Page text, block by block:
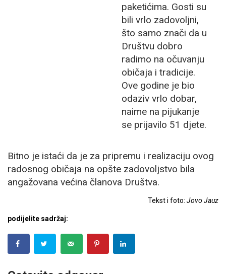
paketićima. Gosti su
bili vrlo zadovoljni,
što samo znači da u
Društvu dobro
radimo na očuvanju
običaja i tradicije.
Ove godine je bio
odaziv vrlo dobar,
naime na pijukanje
se prijavilo 51 djete.
Bitno je istaći da je za pripremu i realizaciju ovog
radosnog običaja na opšte zadovoljstvo bila
angažovana većina članova Društva.
Tekst i foto: Jovo Jauz
podijelite sadržaj: